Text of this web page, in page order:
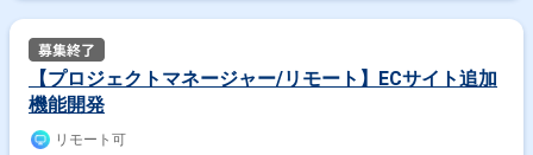
【プロジェクトマネージャー/リモート】ECサイト追加
機能開発
リモート可